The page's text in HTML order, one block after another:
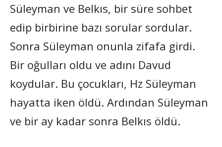
Süleyman ve Belkıs, bir süre sohbet
edip birbirine bazı sorular sordular.
Sonra Süleyman onunla zifafa girdi.
Bir oğulları oldu ve adını Davud
koydular. Bu çocukları, Hz Süleyman
hayatta iken öldü. Ardından Süleyman
ve bir ay kadar sonra Belkıs öldü.